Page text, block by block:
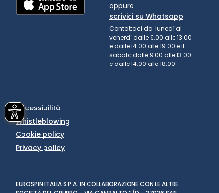
oppure
scrivici su Whatsapp
Contattaci dal lunedì al
venerdì dalle 9.00 alle 13.00
e dalle 14.00 alle 19.00 e il
sabato dalle 9.00 alle 13.00
e dalle 14.00 alle 18.00
Accessibilità
Whistleblowing
Cookie policy
Privacy policy
EUROSPIN ITALIA S.P.A. IN COLLABORAZIONE CON LE ALTRE